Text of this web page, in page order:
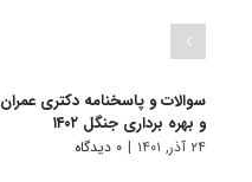
سوالات و پاسخنامه دکتری عمران
و بهره برداری جنگل ۱۴۰۲
۲۴ آذر, ۱۴۰۱ | ۰ دیدگاه